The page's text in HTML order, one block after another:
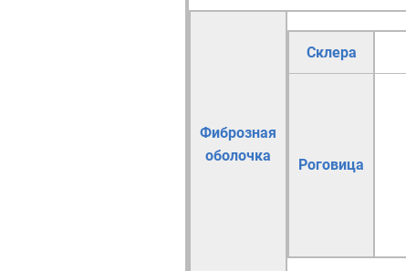
Фиброзная
оболочка
Склера
Роговица